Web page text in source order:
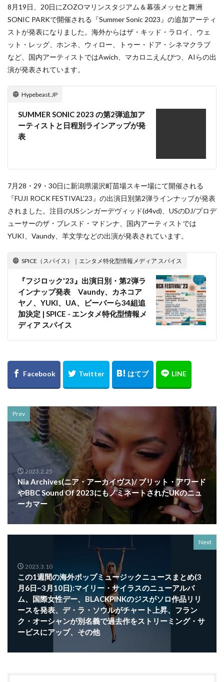
8月19日、20日にZOZOマリンスタジアム＆幕張メッセと舞洲
SONIC PARKで開催される『Summer Sonic 2023』の追加アーティ
ストが発表になりました。海外からはザ・キッド・ラロイ、ウェ
ット・レッグ、ホンネ、ウィロー、トゥー・ドア・シネマクラブ
など、国内アーティストではAwich、マカロニえんぴつ、AIらの出
演が発表されています。
Hypebeast.JP
SUMMER SONIC 2023 の第2弾追加ア
ーティストと日程別ラインアップが発
表
7月28・29・30日に新潟県湯沢町苗場スキー場にて開催される
『FUJI ROCK FESTIVAL’23』の出演日別第2弾ラインナップが発表
されました。注目のUSシンガーデヴィッド(d4vd)、USのDJ/プロデ
ューサーのザ・ブレスド・マドンナ、国内アーティストでは
YUKI、Vaundy、羊文学などの出演が発表されています。
SPICE（スパイス）｜エンタメ特化型情報メディア スパイス
『フジロック'23』出演日別・第2弾ラ
インナップ発表 Vaundy、カネコア
ヤノ、YUKI、UA、ビーバーら34組追
加決定 | SPICE - エンタメ特化型情報メ
ディア スパイス
Prev
2023.2.25
Nia Archives(ニア・アーカイヴス)/ ブリット・アワード
やBBC Sound Of 2023にもノミネートされたUKのニュ
ーカマー
Next
2023.3.10
この1週間の海外ポップミュージックニュースまとめ(3
月6日~3月10日):マイリー・サイラスのニューアルバ
ム、国際女性デー、BLACKPINKのジスがソロ作品リリ
ースを発表、デ・ラ・ソウルがチャート上昇、フラン
ク・オーシャンが別名義で過去作をストリーミング・サ
ービスにアップ、その他